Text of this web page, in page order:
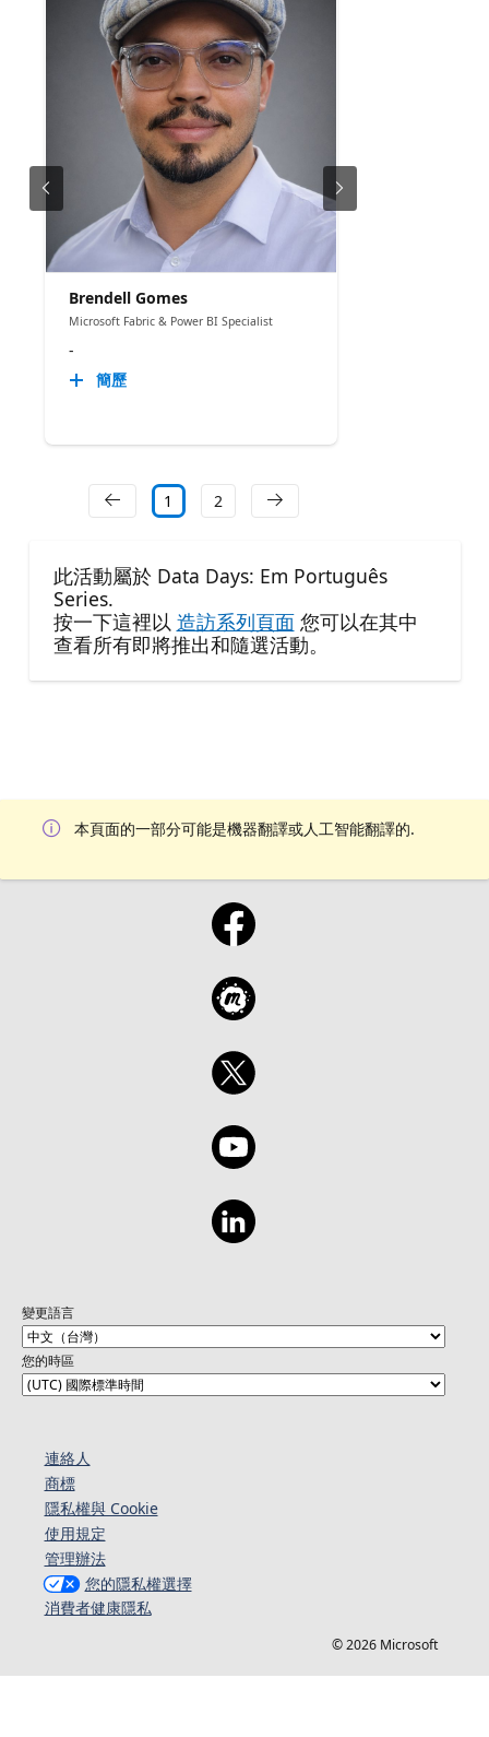
Brendell Gomes
Microsoft Fabric & Power BI Specialist
-
簡歷
1 2
此活動屬於 Data Days: Em Português
Series.
按一下這裡以 造訪系列頁面您可以在其中
查看所有即將推出和隨選活動。
本頁面的一部分可能是機器翻譯或人工智能翻譯的.
變更語言
您的時區
連絡人​​
商標
隱私權與 Cookie
使用規定
管理辦法
您的隱私權選擇
消費者健康隱私
© 2026 Microsoft